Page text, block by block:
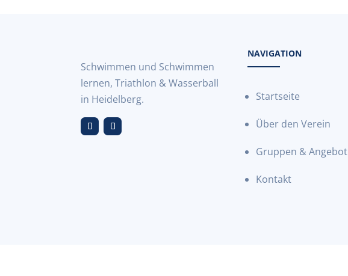
Schwimmen und Schwimmen
lernen, Triathlon & Wasserball
in Heidelberg.
NAVIGATION
Startseite
Über den Verein
Gruppen & Angebot
Kontakt